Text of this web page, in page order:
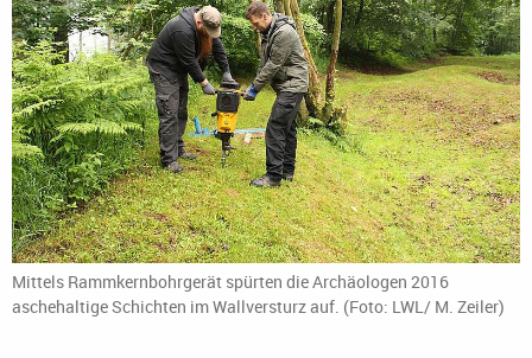
Mittels Rammkernbohrgerät spürten die Archäologen 2016
aschehaltige Schichten im Wallversturz auf. (Foto: LWL/ M. Zeiler)